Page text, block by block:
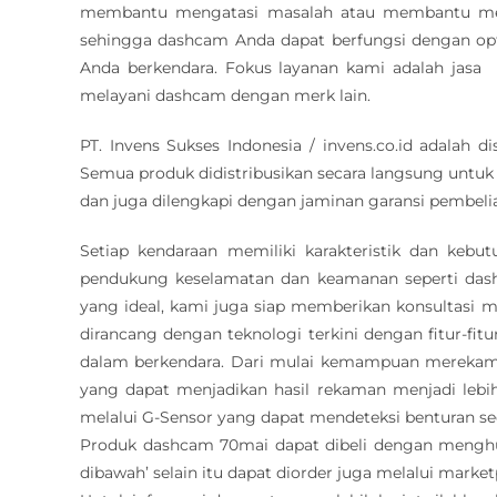
membantu mengatasi masalah atau membantu
sehingga dashcam Anda dapat berfungsi dengan
Anda berkendara. Fokus layanan kami adalah
melayani dashcam dengan merk lain.
PT. Invens Sukses Indonesia / invens.co.id
Semua produk didistribusikan secara langsung
dan juga dilengkapi dengan jaminan garansi
Setiap kendaraan memiliki karakteristik dan
pendukung keselamatan dan keamanan seperti
yang ideal, kami juga siap memberikan konsultasi
dirancang dengan teknologi terkini dengan fitur-
dalam berkendara. Dari mulai kemampuan
yang dapat menjadikan hasil rekaman menjadi
melalui G-Sensor yang dapat mendeteksi benturan
Produk dashcam 70mai dapat dibeli dengan
dibawah’ selain itu dapat diorder juga melalui